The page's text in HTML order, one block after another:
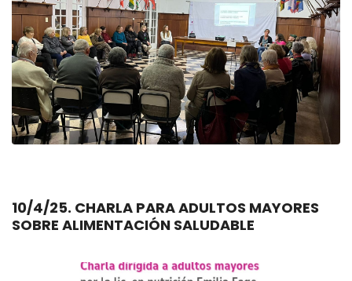
10/4/25. CHARLA PARA ADULTOS MAYORES
SOBRE ALIMENTACIÓN SALUDABLE